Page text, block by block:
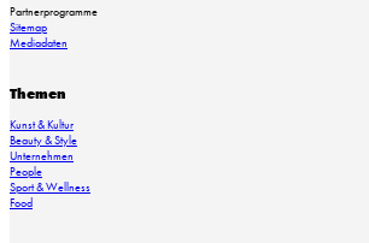
Vive le vin_Tchin Tchin in den Stadthöfen (C) Wallocha
Partnerprogramme
Sitemap
Mediadaten
Themen
Kunst & Kultur
Beauty & Style
Unternehmen
People
Sport & Wellness
Food